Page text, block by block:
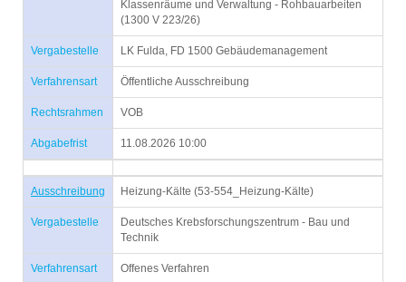
Klassenräume und Verwaltung - Rohbauarbeiten
(1300 V 223/26)
Vergabestelle LK Fulda, FD 1500 Gebäudemanagement
Verfahrensart Öffentliche Ausschreibung
Rechtsrahmen VOB
Abgabefrist 11.08.2026 10:00
Ausschreibung Heizung-Kälte (53-554_Heizung-Kälte)
Vergabestelle
Deutsches Krebsforschungszentrum - Bau und
Technik
Verfahrensart Offenes Verfahren